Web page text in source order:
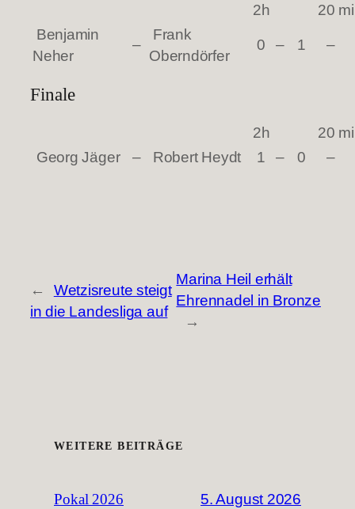
2h
20
Benjamin
Neher
–
Frank
Oberndörfer
0 – 1 –
Finale
2h
20
Georg Jäger
– Robert Heydt 1 – 0 –
←
Wetzisreute steigt
in die Landesliga auf
Marina Heil erhält
Ehrennadel in Bronze
→
WEITERE BEITRÄGE
Pokal 2026 5. August 2026